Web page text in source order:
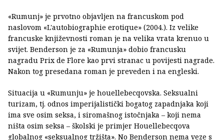
«Rumunj» je prvotno objavljen na francuskom pod
naslovom «L'autobiographie erotique» (2004.). Iz velike
francuske književnosti roman je na velika vrata krenuo u
svijet. Benderson je za «Rumunja» dobio francusku
nagradu Prix de Flore kao prvi stranac u povijesti nagrade.
Nakon tog presedana roman je preveden i na engleski.
Situacija u «Rumunju» je houellebecqovska. Seksualni
turizam, tj. odnos imperijalistički bogatog zapadnjaka koji
ima sve osim seksa, i siromašnog istočnjaka – koji nema
ništa osim seksa – školski je primjer Houellebecqova
globalnog «seksualnog tržišta». No Benderson nema veze s